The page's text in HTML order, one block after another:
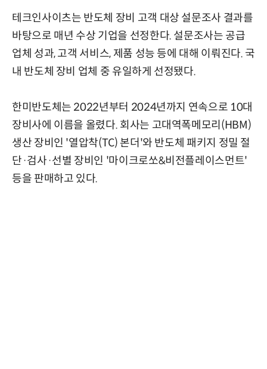
테크인사이츠는 반도체 장비 고객 대상 설문조사 결과를
바탕으로 매년 수상 기업을 선정한다. 설문조사는 공급
업체 성과, 고객 서비스, 제품 성능 등에 대해 이뤄진다. 국
내 반도체 장비 업체 중 유일하게 선정됐다.
한미반도체는 2022년부터 2024년까지 연속으로 10대
장비사에 이름을 올렸다. 회사는 고대역폭메모리(HBM)
생산 장비인 '열압착(TC) 본더'와 반도체 패키지 정밀 절
단·검사·선별 장비인 '마이크로쏘&비전플레이스먼트'
등을 판매하고 있다.